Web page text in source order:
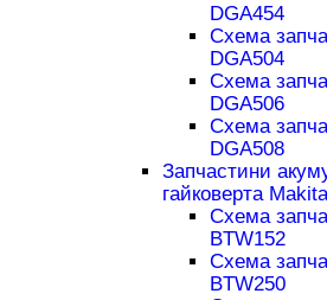
DGA454
Схема
DGA504
Схема
DGA506
Схема
DGA508
Запчастини
гайковерта Makita
Схема
BTW152
Схема
BTW250